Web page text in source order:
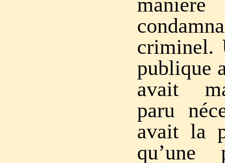
criminel.
publique
avait
paru
avait la